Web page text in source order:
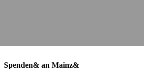
Spenden& an Mainz&